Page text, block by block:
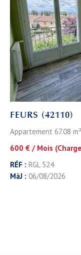
FEURS (42110)
Appartement 67.08
600 € / Mois
RÉF : RGL 524
MàJ : 06/08/2026